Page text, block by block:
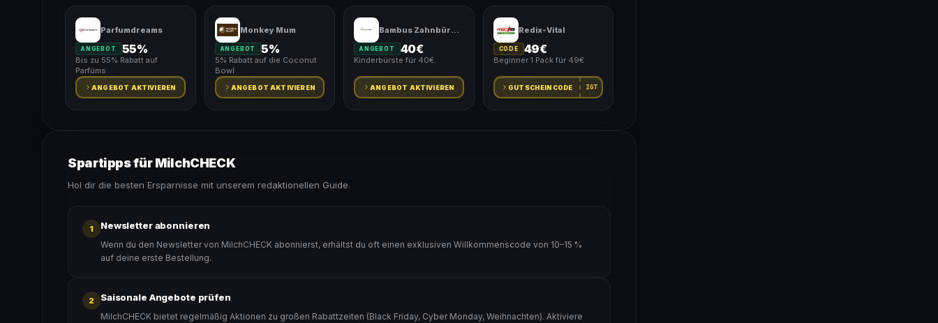
Parfumdreams
ANGEBOT 55%
Bis zu 55% Rabatt auf
Parfüms
ANGEBOT AKTIVIEREN
Monkey Mum
ANGEBOT 5%
5% Rabatt auf die Coconut
Bowl
ANGEBOT AKTIVIEREN
Bambus Zahnbürste
ANGEBOT 40€
Kinderbürste für 40€.
ANGEBOT AKTIVIEREN
Redix-Vital
CODE 49€
Beginner 1 Pack für 49€
GUTSCHEINCODE IGT
Spartipps für MilchCHECK
Hol dir die besten Ersparnisse mit unserem redaktionellen Guide.
1 Newsletter abonnieren
Wenn du den Newsletter von MilchCHECK abonnierst, erhältst du oft einen exklusiven Willkommenscode von 10–15 %
auf deine erste Bestellung.
2 Saisonale Angebote prüfen
MilchCHECK bietet regelmäßig Aktionen zu großen Rabattzeiten (Black Friday, Cyber Monday, Weihnachten). Aktiviere